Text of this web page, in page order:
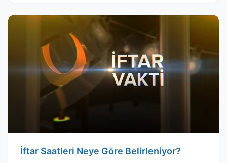
İftar Saatleri Neye Göre Belirleniyor?